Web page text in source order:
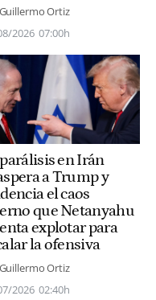
Guillermo Ortiz
2026 07:00h
en Irán
a Trump y
el caos
que Netanyahu
explotar para
la ofensiva
Guillermo Ortiz
2026 02:40h